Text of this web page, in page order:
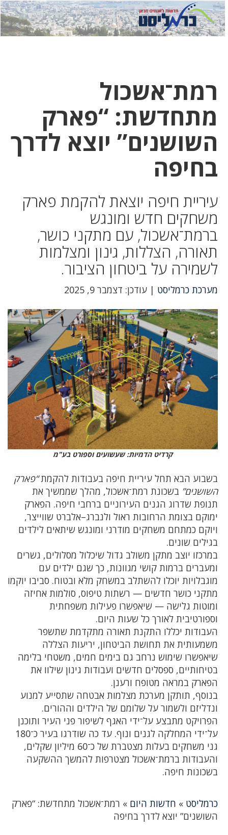
לחץ
כאן
לחץ
כדי
רמת־אשכול
מתחדשת: “פארק
השושנים” יוצא לדרך
בחיפה
עיריית חיפה יוצאת להקמת פארק
משחקים חדש ומונגש
ברמת־אשכול, עם מתקני כושר,
תאורה, הצללות, גינון ומצלמות
לשמירה על ביטחון הציבור.
מערכת כרמליסט | עודכן: דצמבר 9, 2025
קרדיט הדמיות: שעשועים וספורט בע"מ
בשבוע הבא תחל עיריית חיפה בעבודות להקמת“פארק
השושנים” בשכונת רמת־אשכול, מהלך שממשיך את
תנופת שדרוג הגנים העירוניים ברחבי חיפה. הפארק
ימוקם בצומת הרחובות ראול ולנברג–אלברט שווייצר,
ויוקם כמתחם משחקים מודרני ומונגש שיתאים לילדים
בגילים שונים.
במרכזו יוצב מתקן משולב גדול שיכלול מסלולים, גשרים
ומעברים ברמות קושי מגוונות, כך שגם ילדים עם
מוגבלויות יוכלו להשתלב במשחק מלא ובטוח. סביבו יוקמו
מתקני כושר חדשים — רשתות טיפוס, סולמות אחיזה
ומוטות גלישה — שיאפשרו פעילות משפחתית
וספורטיבית לאורך כל שעות היום.
העבודות יכללו התקנת תאורה מתקדמת שתשפר
משמעותית את תחושת הביטחון, יריעות הצללה
שיאפשרו שימוש נרחב גם בימים חמים, משטחי בלימה
בטיחותיים, ספסלים חדשים ועבודות גינון שילוו את
הפארק במראה מטופח ורענן.
בנוסף, תותקן מערכת מצלמות אבטחה שתסייע למנוע
ונדליזם ולשמור על שלומם של הילדים וההורים.
הפרויקט מתבצע על־ידי האגף לשיפור פני העיר ותוכנן
על־ידי המחלקה לגנים ונוף. עד כה שודרגו בעיר כ־180
גני משחקים בעלות מצטברת של כ־60 מיליון שקלים,
והעבודות ברמת־אשכול מצטרפות להמשך ההשקעה
בשכונות חיפה.
כרמליסט » חדשות היום » רמת־אשכול מתחדשת: “פארק
השושנים” יוצא לדרך בחיפה